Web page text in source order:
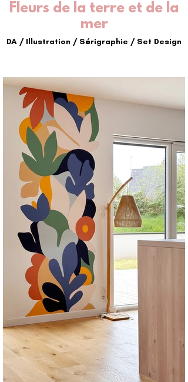
Fleurs de la terre et de la
mer
DA / Illustration / Sérigraphie / Set Design